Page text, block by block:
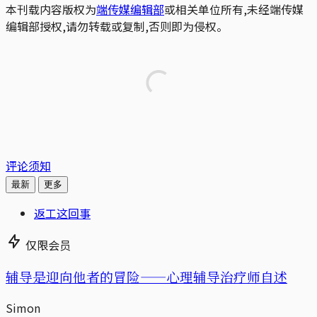
本刊载内容版权为端传媒编辑部或相关单位所有,未经端传媒
编辑部授权,请勿转载或复制,否则即为侵权。
评论须知
最新 更多
返工这回事
仅限会员
辅导是迎向他者的冒险——心理辅导治疗师自述
Simon